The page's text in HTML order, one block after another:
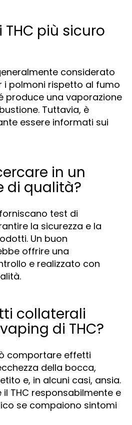
THC più sicuro
considerato
i polmoni rispetto al fumo
produce una vaporazione
Tuttavia, è
essere informati sui
in un
di qualità?
test di
la sicurezza e la
Un buon
offrire una
e realizzato con
collaterali
di THC?
comportare effetti
della bocca,
e, in alcuni casi, ansia.
THC responsabilmente e
se compaiono sintomi